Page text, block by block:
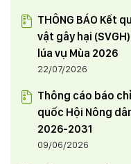
THÔNG BÁO Kết
vật gây hại
lúa vụ Mùa 2026
22/07/2026
Thông cáo báo
quốc Hội Nông
2026-2031
09/06/2026